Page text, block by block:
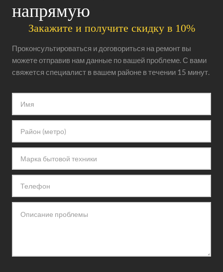
напрямую
Закажите и получите скидку в 10%
Проконсультироваться и договориться на ремонт вы
можете отправив нам данные по вашей проблеме. С вами
свяжется специалист в вашем районе в течении 15 минут.